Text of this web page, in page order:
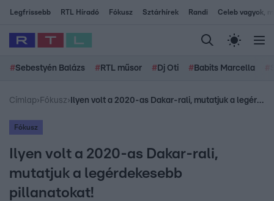
Legfrissebb RTL Híradó Fókusz Sztárhírek Randi Celeb vagyok,
#Sebestyén Balázs # RTL műsor # Dj Oti # Babits Marcella
Címlap› Fókusz› Ilyen volt a 2020-as Dakar-rali, mutatjuk a legérdekesebb pillanatokat!
Fókusz
Ilyen volt a 2020-as Dakar-rali,
mutatjuk a legérdekesebb
pillanatokat!